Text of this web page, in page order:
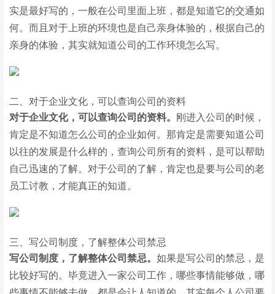
实是最好写的，一般在公司里面上班，都是知道它的交通如
何。而且对于上班的环境也是自己亲身体验的，根据自己的
亲身的体验，其实就知道公司的工作环境怎么写。
二、对于企业文化，可以查询公司的资料
对于企业文化，可以查询公司的资料。 刚进入公司的时候，
肯定是不知道怎么公司的企业如何。那肯定是需要知道公司
以往的发展是什么样的，查询公司所有的资料，是可以帮助
自己迅速的了解。对于公司的了解，肯定也是要与公司的老
员工讨教，才能真正的知道。
三、写公司制度，了解整体公司禁忌
写公司制度，了解整体公司禁忌。如果是写公司的禁忌，是
比较好写的。毕竟进入一家公司工作，哪些事情能够做，哪